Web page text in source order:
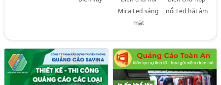
Mica Led sáng
mặt
nổi Led hắt âm